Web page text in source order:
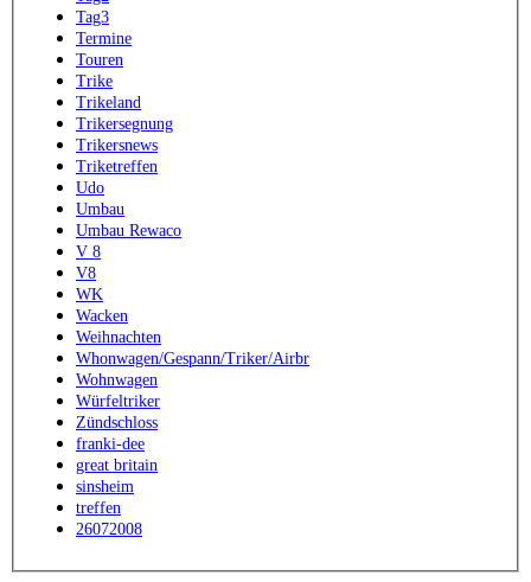
Tag3
Termine
Touren
Trike
Trikeland
Trikersegnung
Trikersnews
Triketreffen
Udo
Umbau
Umbau Rewaco
V 8
V8
WK
Wacken
Weihnachten
Whonwagen/Gespann/Triker/Airbr
Wohnwagen
Würfeltriker
Zündschloss
franki-dee
great britain
sinsheim
treffen
26072008